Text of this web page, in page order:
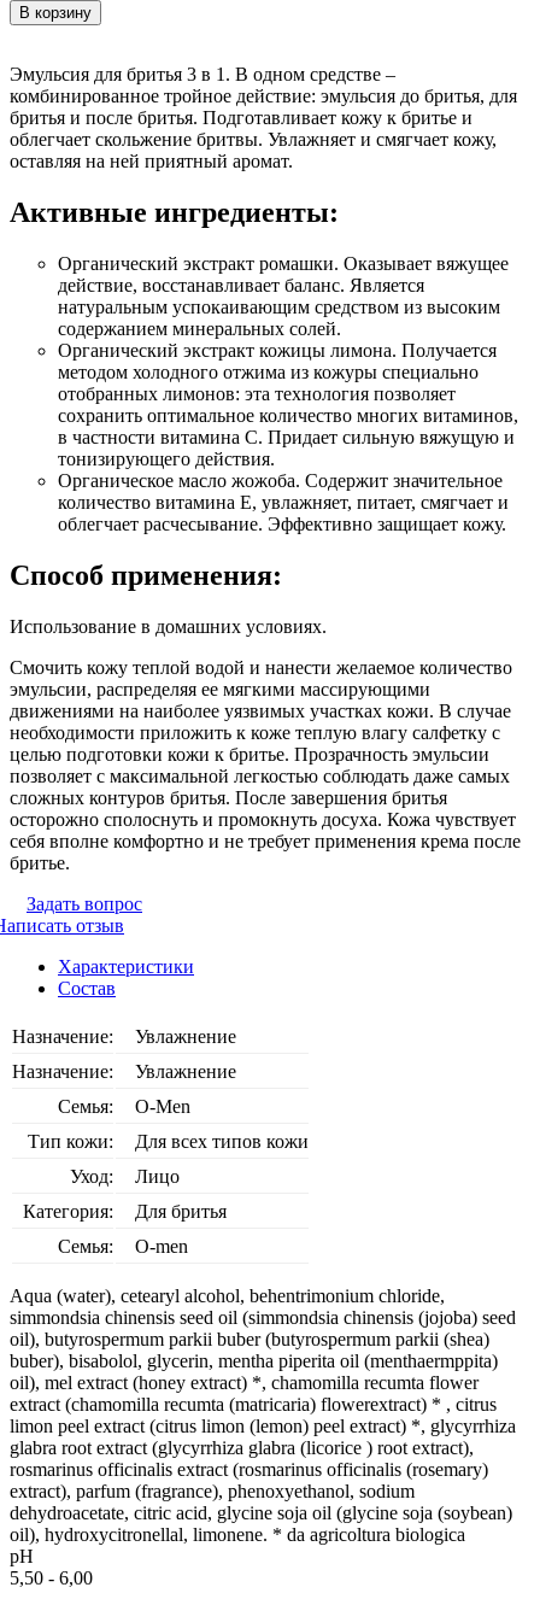
В корзину
Эмульсия для бритья 3 в 1. В одном средстве –
комбинированное тройное действие: эмульсия до бритья, для
бритья и после бритья. Подготавливает кожу к бритье и
облегчает скольжение бритвы. Увлажняет и смягчает кожу,
оставляя на ней приятный аромат.
Активные ингредиенты:
Органический экстракт ромашки. Оказывает вяжущее
действие, восстанавливает баланс. Является
натуральным успокаивающим средством из высоким
содержанием минеральных солей.
Органический экстракт кожицы лимона. Получается
методом холодного отжима из кожуры специально
отобранных лимонов: эта технология позволяет
сохранить оптимальное количество многих витаминов,
в частности витамина С. Придает сильную вяжущую и
тонизирующего действия.
Органическое масло жожоба. Содержит значительное
количество витамина Е, увлажняет, питает, смягчает и
облегчает расчесывание. Эффективно защищает кожу.
Способ применения:
Использование в домашних условиях.
Смочить кожу теплой водой и нанести желаемое количество
эмульсии, распределяя ее мягкими массирующими
движениями на наиболее уязвимых участках кожи. В случае
необходимости приложить к коже теплую влагу салфетку с
целью подготовки кожи к бритье. Прозрачность эмульсии
позволяет с максимальной легкостью соблюдать даже самых
сложных контуров бритья. После завершения бритья
осторожно сполоснуть и промокнуть досуха. Кожа чувствует
себя вполне комфортно и не требует применения крема после
бритье.
Задать вопрос
отзыв
Характеристики
Состав
Назначение:
Увлажнение
Назначение:
Увлажнение
Семья:
O-Men
Тип кожи:
Для всех типов кожи
Уход:
Лицо
Категория:
Для бритья
Семья:
O-men
Aqua (water), cetearyl alcohol, behentrimonium chloride,
simmondsia chinensis seed oil (simmondsia chinensis (jojoba) seed
oil), butyrospermum parkii buber (butyrospermum parkii (shea)
buber), bisabolol, glycerin, mentha piperita oil (menthaermppita)
oil), mel extract (honey extract) *, chamomilla recumta flower
extract (chamomilla recumta (matricaria) flowerextract) * , citrus
limon peel extract (citrus limon (lemon) peel extract) *, glycyrrhiza
glabra root extract (glycyrrhiza glabra (licorice ) root extract),
rosmarinus officinalis extract (rosmarinus officinalis (rosemary)
extract), parfum (fragrance), phenoxyethanol, sodium
dehydroacetate, citric acid, glycine soja oil (glycine soja (soybean)
oil), hydroxycitronellal, limonene. * da agricoltura biologica
pH
5,50 - 6,00